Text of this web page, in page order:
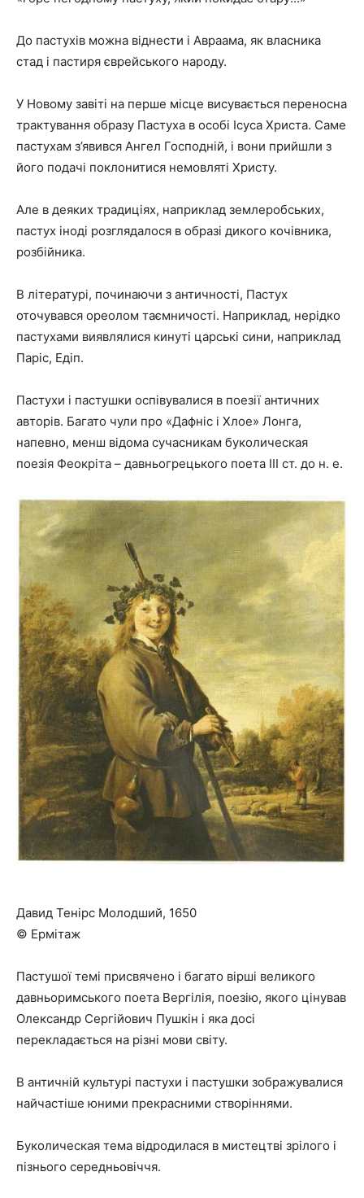
До пастухів можна віднести і Авраама, як власника
стад і пастиря єврейського народу.
У Новому завіті на перше місце висувається переносна
трактування образу Пастуха в особі Ісуса Христа. Саме
пастухам з’явився Ангел Господній, і вони прийшли з
його подачі поклонитися немовляті Христу.
Але в деяких традиціях, наприклад землеробських,
пастух іноді розглядалося в образі дикого кочівника,
розбійника.
В літературі, починаючи з античності, Пастух
оточувався ореолом таємничості. Наприклад, нерідко
пастухами виявлялися кинуті царські сини, наприклад
Паріс, Едіп.
Пастухи і пастушки оспівувалися в поезії античних
авторів. Багато чули про «Дафніс і Хлое» Лонга,
напевно, менш відома сучасникам буколическая
поезія Феокріта – давньогрецького поета III ст. до н. е.
Давид Тенірс Молодший, 1650
© Ермітаж
Пастушої темі присвячено і багато вірші великого
давньоримського поета Вергілія, поезію, якого цінував
Олександр Сергійович Пушкін і яка досі
перекладається на різні мови світу.
В античній культурі пастухи і пастушки зображувалися
найчастіше юними прекрасними створіннями.
Буколическая тема відродилася в мистецтві зрілого і
пізнього середньовіччя.